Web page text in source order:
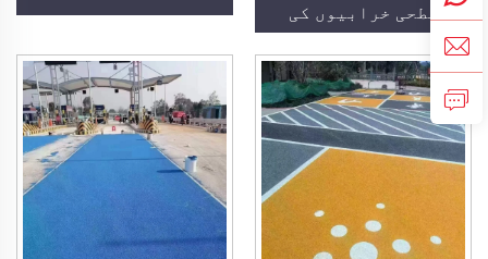
سطحی خرابیوں کی
بحالی اور سطح کی
تجدید